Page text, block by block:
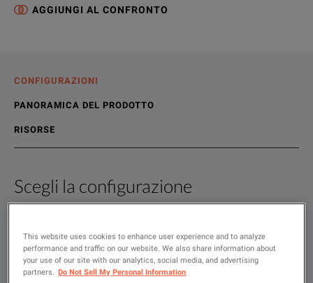
AGGIUNGI AL CONFRONTO
CONFIGURAZIONI
PANORAMICA DEL PRODOTTO
RISORSE
Scegli la configurazione
Show: Noleggio Usato
Panoramica del prodotto
High accuracy and fast reading for low voltage (below 24 V
Measurement range: -50 to 150°C
Contenuti
This website uses cookies to enhance user experience and to analyze
performance and traffic on our website. We also share information about
your use of our site with our analytics, social media, and advertising
partners.
Do Not Sell My Personal Information